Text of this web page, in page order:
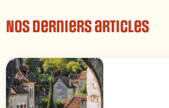
Nos derniers articles